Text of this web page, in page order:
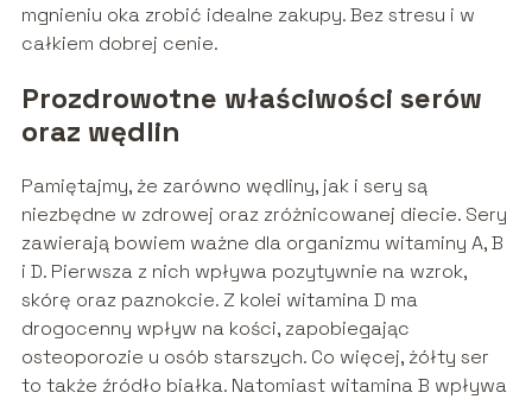
mgnieniu oka zrobić idealne zakupy. Bez stresu i w
całkiem dobrej cenie.
Prozdrowotne właściwości serów
oraz wędlin
Pamiętajmy, że zarówno wędliny, jak i sery są
niezbędne w zdrowej oraz zróżnicowanej diecie. Sery
zawierają bowiem ważne dla organizmu witaminy A, B
i D. Pierwsza z nich wpływa pozytywnie na wzrok,
skórę oraz paznokcie. Z kolei witamina D ma
drogocenny wpływ na kości, zapobiegając
osteoporozie u osób starszych. Co więcej, żółty ser
to także źródło białka. Natomiast witamina B wpływa